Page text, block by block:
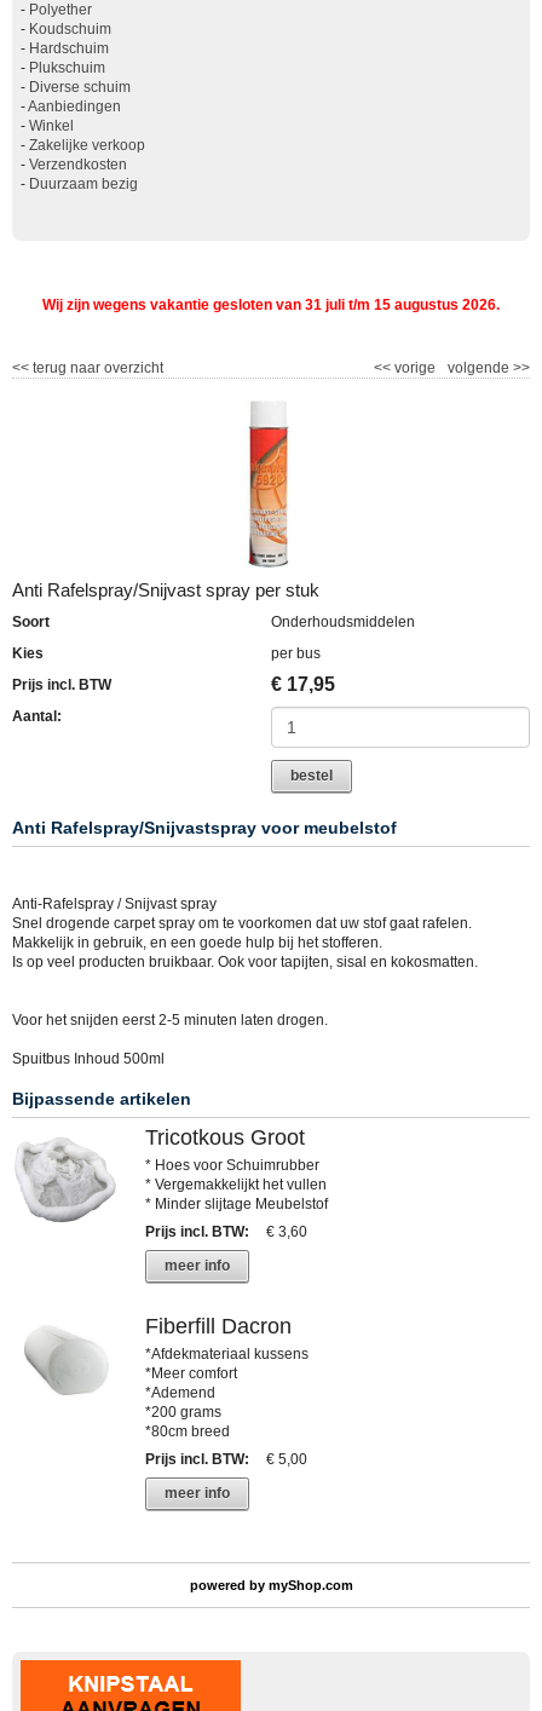
- Polyether
- Koudschuim
- Hardschuim
- Plukschuim
- Diverse schuim
-Aanbiedingen
- Winkel
- Zakelijke verkoop
- Verzendkosten
- Duurzaam bezig
Wij zijn wegens vakantie gesloten van 31 juli t/m 15 augustus 2026.
<< terug naar overzicht volgende >>
<< vorige
Anti Rafelspray/Snijvast spray per stuk
Soort
Onderhoudsmiddelen
Kies
per bus
Prijs incl. BTW
€ 17,95
Aantal:
bestel
Anti Rafelspray/Snijvastspray voor meubelstof
Anti-Rafelspray / Snijvast spray
Snel drogende carpet spray om te voorkomen dat uw stof gaat rafelen.
Makkelijk in gebruik, en een goede hulp bij het stofferen.
Is op veel producten bruikbaar. Ook voor tapijten, sisal en kokosmatten.
Voor het snijden eerst 2-5 minuten laten drogen.
Spuitbus Inhoud 500ml
Bijpassende artikelen
Tricotkous Groot
* Hoes voor Schuimrubber
* Vergemakkelijkt het vullen
* Minder slijtage Meubelstof
Prijs incl. BTW:
€ 3,60
meer info
Fiberfill Dacron
*Afdekmateriaal kussens
*Meer comfort
*Ademend
*200 grams
*80cm breed
Prijs incl. BTW:
€ 5,00
meer info
powered by myShop.com